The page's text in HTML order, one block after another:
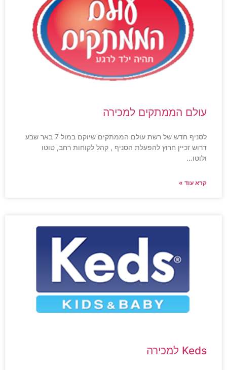
עולם הממתקים למכירה
לסניף חדש של רשת עולם הממתקים שיוקם במול 7 באר שבע
דרוש זכיין חרוץ להפעלת הסניף , קהל לקוחות רחב, טוטו
ולוטו…
קרא עוד »
Keds למכירה